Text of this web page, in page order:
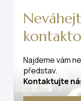
Najdeme vám
představ.
Kontaktujte